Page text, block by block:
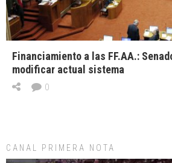
Financiamiento a las FF.AA.:
modificar actual sistema
0
CANAL PRIMERA NOTA